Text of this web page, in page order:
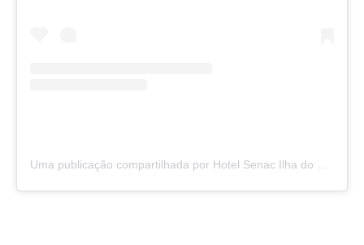
Uma publicação compartilhada por Hotel Senac Ilha do Boi (@hotelsenacilhadoboi)